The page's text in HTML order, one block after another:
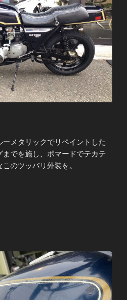
メタリックでリペイントした
までを施し、ポマードでテカテ
のツッパリ外装を。